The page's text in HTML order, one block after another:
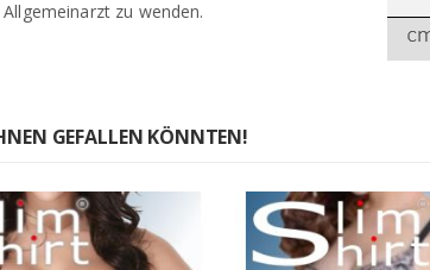
zu wenden.
GEFALLEN KÖNNTEN!